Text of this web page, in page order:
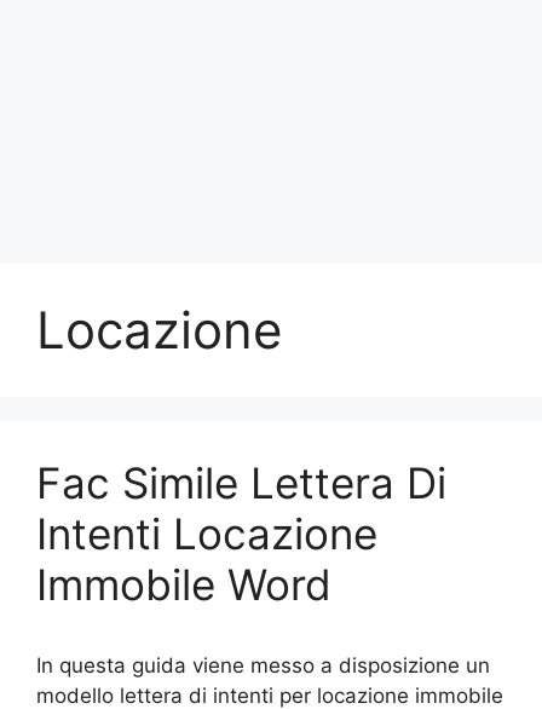
Locazione
Fac Simile Lettera Di
Intenti Locazione
Immobile Word
In questa guida viene messo a disposizione un
modello lettera di intenti per locazione immobile